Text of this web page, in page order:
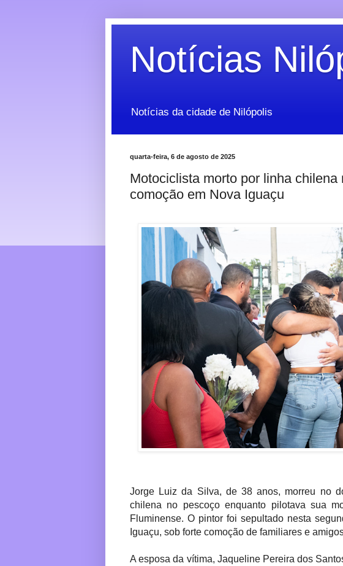
Notícias
Notícias da cidade de Nilópolis
quarta-feira, 6 de agosto de 2025
Motociclista morto por linha
comoção em Nova Iguaçu
Jorge Luiz da Silva, de 38 anos, morreu no
chilena no pescoço enquanto pilotava sua
Fluminense. O pintor foi sepultado nesta
Iguaçu, sob forte comoção de familiares e
A esposa da vítima, Jaqueline Pereira dos